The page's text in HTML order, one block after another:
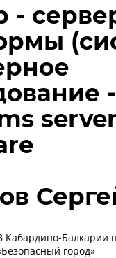
-
server
Кабардино-Балкарии
город»